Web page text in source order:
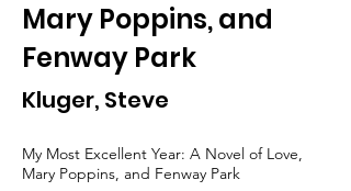
Mary Poppins, and
Fenway Park
Kluger, Steve
My Most Excellent Year: A Novel of Love,
Mary Poppins, and Fenway Park